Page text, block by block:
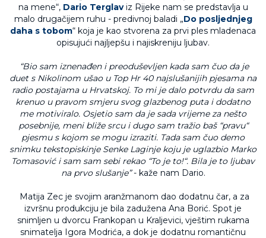
na mene“, Dario Terglaviz Rijeke nam se predstavlja u
malo drugačijem ruhu - predivnoj baladi „Do posljednjeg
daha s tobom“ koja je kao stvorena za prvi ples mladenaca
opisujući najljepšu i najiskreniju ljubav.
“Bio sam iznenađen i preoduševljen kada sam čuo da je
duet s Nikolinom ušao u Top Hr 40 najslušanijih pjesama na
radio postajama u Hrvatskoj. To mi je dalo potvrdu da sam
krenuo u pravom smjeru svog glazbenog puta i dodatno
me motiviralo. Osjetio sam da je sada vrijeme za nešto
posebnije, meni bliže srcu i dugo sam tražio baš “pravu“
pjesmu s kojom se mogu izraziti. Tada sam čuo demo
snimku tekstopiskinje Senke Laginje koju je uglazbio Marko
Tomasović i sam sam sebi rekao “To je to!“. Bila je to ljubav
na prvo slušanje”- kaže nam Dario.
Matija Zec je svojim aranžmanom dao dodatnu čar, a za
izvršnu produkciju je bila zadužena Ana Borić. Spot je
snimljen u dvorcu Frankopan u Kraljevici, vještim rukama
snimatelja Igora Modrića, a dok je dodatnu romantičnu